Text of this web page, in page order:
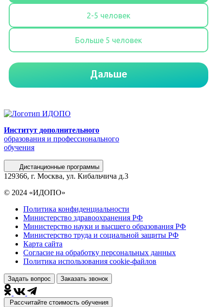
Институт дополнительного
образования и профессионального
обучения
Дистанционные программы
129366, г. Москва, ул. Кибальчича д.3
© 2024 «ИДОПО»
Политика конфиденциальности
Министерство здравоохранения РФ
Министерство науки и высшего образования РФ
Министерство труда и социальной защиты РФ
Карта сайта
Согласие на обработку персональных данных
Политика использования сookie-файлов
Задать вопрос Заказать звонок
Рассчитайте стоимость обучения